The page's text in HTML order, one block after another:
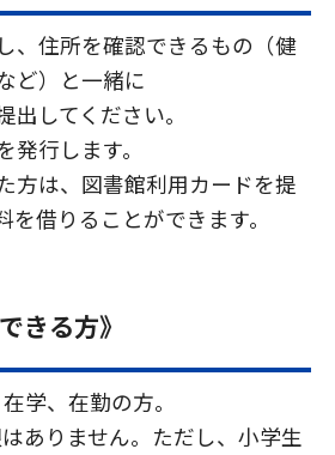
、住所を確認できるもの（健
ど）と一緒に
してください。
行します。
方は、図書館利用カードを提
借りることができます。
きる方》
学、在勤の方。
ありません。ただし、小学生